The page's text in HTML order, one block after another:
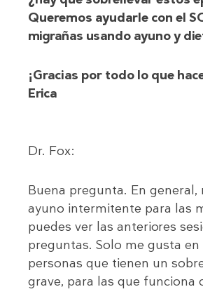
Queremos ayudarle con el
migrañas usando ayuno y
¡Gracias por todo lo que
Erica
Dr. Fox:
Buena pregunta. En general,
ayuno intermitente para las
puedes ver las anteriores
preguntas. Solo me gusta en
personas que tienen un
grave, para las que funciona